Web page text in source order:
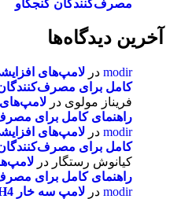
مصرف‌کنندگان کنجکاو
آخرین دیدگاه‌ها
modir در لامپ‌های
کامل برای
فریناز مولوی در
راهنمای کامل برای
modir در لامپ‌های
کامل برای
کیانوش رستگار در
راهنمای کامل برای
modir در لامپ سه خار H4 مناسب چه خودروهایی است؟